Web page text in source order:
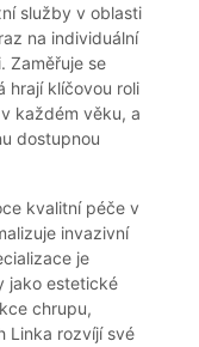
služby v oblasti
na individuální
Zaměřuje se
hrají klíčovou roli
každém věku, a
dostupnou
kvalitní péče v
invazivní
je
jako estetické
chrupu,
Linka rozvíjí své